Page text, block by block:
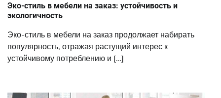
Эко-стиль в мебели на заказ: устойчивость и
экологичность
Эко-стиль в мебели на заказ продолжает набирать
популярность, отражая растущий интерес к
устойчивому потреблению и […]